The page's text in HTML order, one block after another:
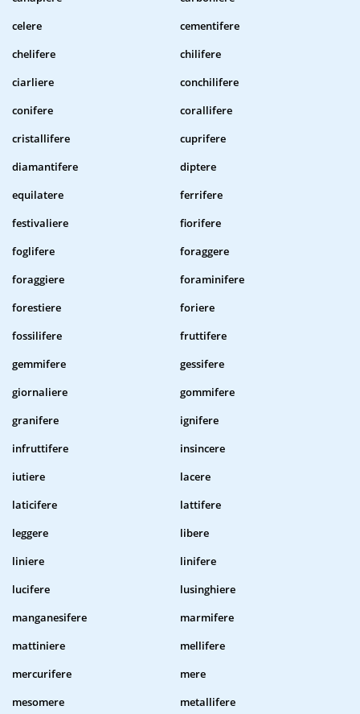
celere
cementifere
chelifere
chilifere
ciarliere
conchilifere
conifere
corallifere
cristallifere
cuprifere
diamantifere
diptere
equilatere
ferrifere
festivaliere
fiorifere
foglifere
foraggere
foraggiere
foraminifere
forestiere
foriere
fossilifere
fruttifere
gemmifere
gessifere
giornaliere
gommifere
granifere
ignifere
infruttifere
insincere
iutiere
lacere
laticifere
lattifere
leggere
libere
liniere
linifere
lucifere
lusinghiere
manganesifere
marmifere
mattiniere
mellifere
mercurifere
mere
mesomere
metallifere